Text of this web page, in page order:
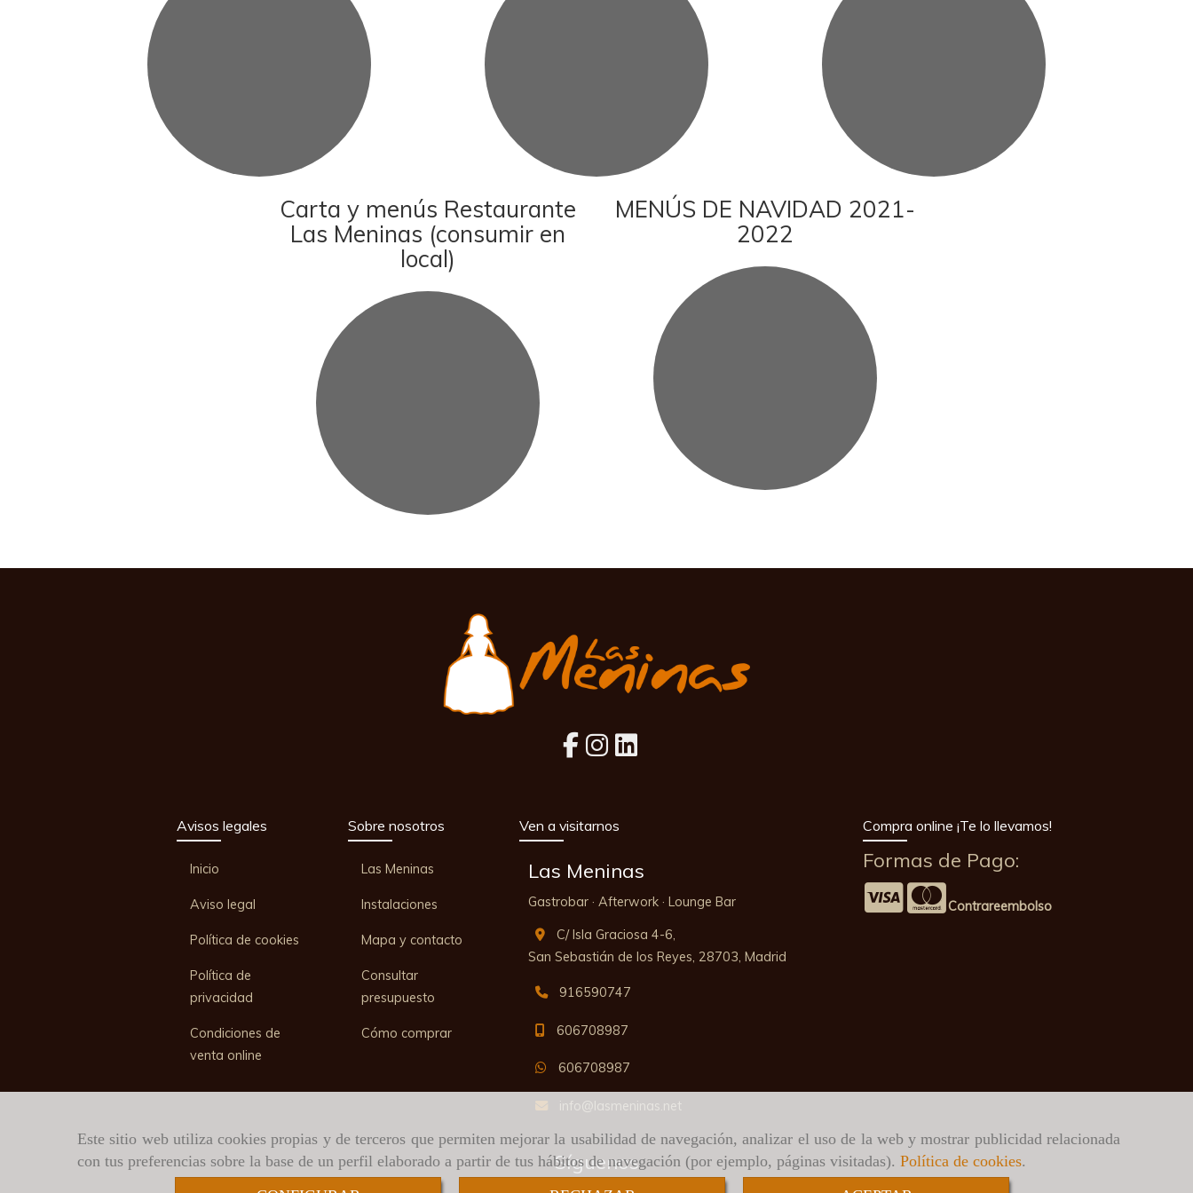
Este sitio web utiliza cookies propias y de terceros que permiten mejorar la usabilidad de navegación, analizar el uso de la web y mostrar publicidad relacionada
con tus preferencias sobre la base de un perfil elaborado a partir de tus hábitos de navegación (por ejemplo, páginas visitadas). Política de cookies.
Carta y menús Restaurante
Las Meninas (consumir en
local)
MENÚS DE NAVIDAD 2021-
2022
Avisos legales
Inicio
Aviso legal
Política de cookies
Política de
privacidad
Condiciones de
venta online
Sobre nosotros
Las Meninas
Instalaciones
Mapa y contacto
Consultar
presupuesto
Cómo comprar
Ven a visitarnos
Las Meninas
Gastrobar · Afterwork · Lounge Bar
C/ Isla Graciosa 4-6,
San Sebastián de los Reyes, 28703,Madrid
916590747
606708987
606708987
info lasmeninas.net
Compra online ¡Te lo llevamos!
Formas de Pago:
Contrareembolso
Síguenos